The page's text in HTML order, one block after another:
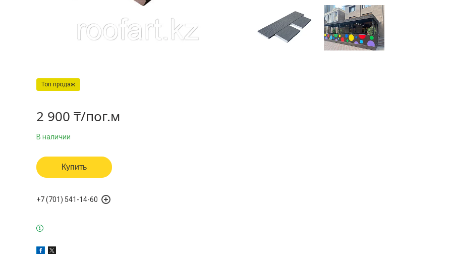
Топ продаж
2 900 ₸/пог.м
В наличии
Купить
+7 (701) 541-14-60